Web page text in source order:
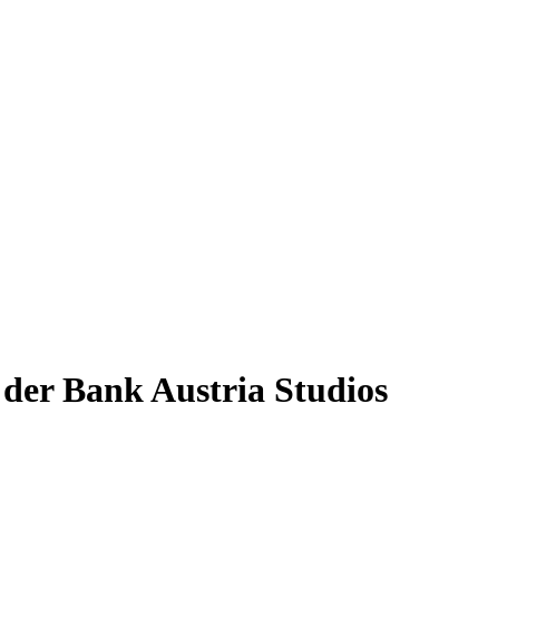
Bank Austria Studios